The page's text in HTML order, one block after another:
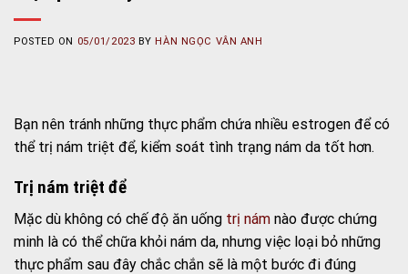
POSTED ON 05/01/2023 BY HÀN NGỌC VÂN ANH
Bạn nên tránh những thực phẩm chứa nhiều estrogen để có
thể trị nám triệt để, kiểm soát tình trạng nám da tốt hơn.
Trị nám triệt để
Mặc dù không có chế độ ăn uống trị nám nào được chứng
minh là có thể chữa khỏi nám da, nhưng việc loại bỏ những
thực phẩm sau đây chắc chắn sẽ là một bước đi đúng